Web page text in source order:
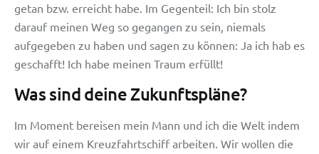
getan bzw. erreicht habe. Im Gegenteil: Ich bin stolz
darauf meinen Weg so gegangen zu sein, niemals
aufgegeben zu haben und sagen zu können: Ja ich hab es
geschafft! Ich habe meinen Traum erfüllt!
Was sind deine Zukunftspläne?
Im Moment bereisen mein Mann und ich die Welt indem
wir auf einem Kreuzfahrtschiff arbeiten. Wir wollen die